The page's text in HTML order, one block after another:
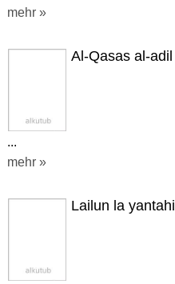
mehr »
Al-Qasas al-adil
...
mehr »
Lailun la yantahi